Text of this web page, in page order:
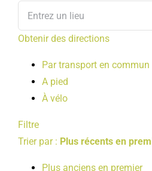
Obtenir des directions
Par transport en commun
A pied
À vélo
Filtre
Trier par : Plus récents en
Plus anciens en premier